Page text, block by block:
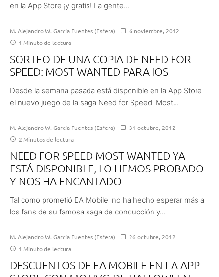
en la App Store ¡y gratis! La gente...
M. Alejandro W. García Fuentes (Esfera)
6 noviembre, 2012
1 Minuto de lectura
SORTEO DE UNA COPIA DE NEED FOR
SPEED: MOST WANTED PARA IOS
Desde la semana pasada está disponible en la App Store
el nuevo juego de la saga Need for Speed: Most...
M. Alejandro W. García Fuentes (Esfera)
31 octubre, 2012
2 Minutos de lectura
NEED FOR SPEED MOST WANTED YA
ESTÁ DISPONIBLE, LO HEMOS PROBADO
Y NOS HA ENCANTADO
Tal como prometió EA Mobile, no ha hecho esperar más a
los fans de su famosa saga de conducción y...
M. Alejandro W. García Fuentes (Esfera)
26 octubre, 2012
1 Minuto de lectura
DESCUENTOS DE EA MOBILE EN LA APP